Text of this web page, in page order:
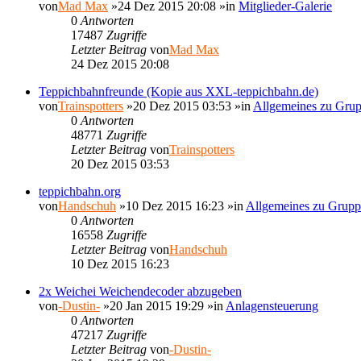
vonMad Max »24 Dez 2015 20:08 »in Mitglieder-Galerie
0 Antworten
17487 Zugriffe
Letzter Beitrag vonMad Max
24 Dez 2015 20:08
Teppichbahnfreunde (Kopie aus XXL-teppichbahn.de)
vonTrainspotters »20 Dez 2015 03:53 »in Allgemeines zu
0 Antworten
48771 Zugriffe
Letzter Beitrag vonTrainspotters
20 Dez 2015 03:53
teppichbahn.org
vonHandschuh »10 Dez 2015 16:23 »in Allgemeines zu
0 Antworten
16558 Zugriffe
Letzter Beitrag vonHandschuh
10 Dez 2015 16:23
2x Weichei Weichendecoder abzugeben
von-Dustin- »20 Jan 2015 19:29 »in Anlagensteuerung
0 Antworten
47217 Zugriffe
Letzter Beitrag von-Dustin-